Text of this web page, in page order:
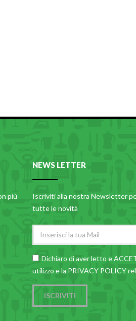
più
NEWS LETTER
Iscriviti alla nostra Newsletter
tutte le novità
Dichiaro di aver letto e
utilizzo e la PRIVACY POLICY
ISCRIVITI